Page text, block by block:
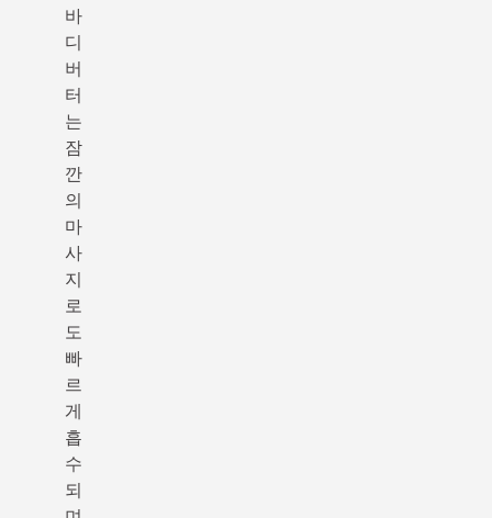
바
디
버
터
는
잠
깐
의
마
사
지
로
도
빠
르
게
흡
수
되